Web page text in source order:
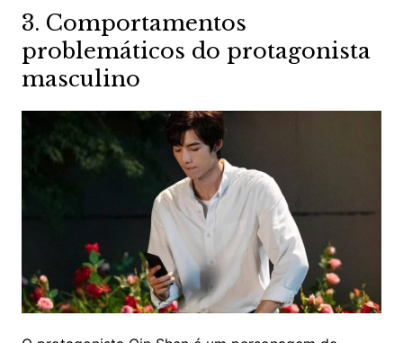
3. Comportamentos
problemáticos do protagonista
masculino